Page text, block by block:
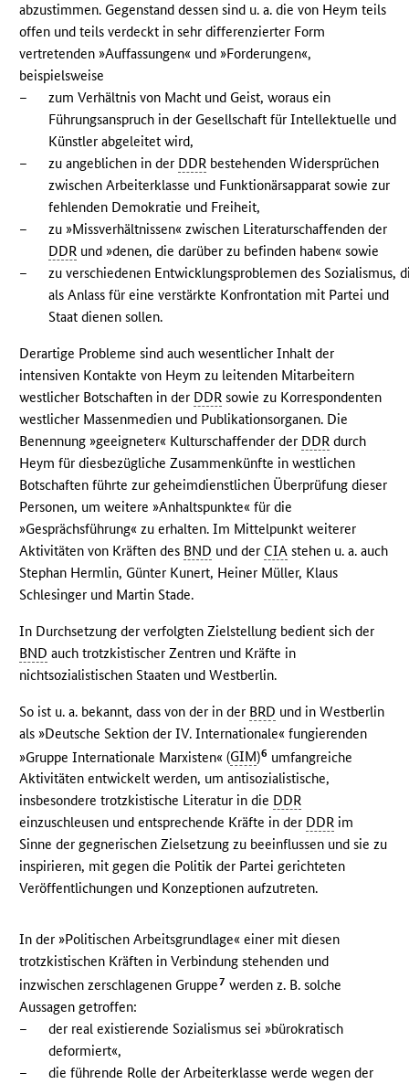
abzustimmen. Gegenstand dessen sind u. a. die von Heym teils
offen und teils verdeckt in sehr differenzierter Form
vertretenden »Auffassungen« und »Forderungen«,
beispielsweise
–
zum Verhältnis von Macht und Geist, woraus ein
Führungsanspruch in der Gesellschaft für Intellektuelle und
Künstler abgeleitet wird,
–
zu angeblichen in der DDR bestehenden Widersprüchen
zwischen Arbeiterklasse und Funktionärsapparat sowie zur
fehlenden Demokratie und Freiheit,
–
zu »Missverhältnissen« zwischen Literaturschaffenden der
DDR und »denen, die darüber zu befinden haben« sowie
–
zu verschiedenen Entwicklungsproblemen des Sozialismus,
als Anlass für eine verstärkte Konfrontation mit Partei und
Staat dienen sollen.
Derartige Probleme sind auch wesentlicher Inhalt der
intensiven Kontakte von Heym zu leitenden Mitarbeitern
westlicher Botschaften in der DDR sowie zu Korrespondenten
westlicher Massenmedien und Publikationsorganen. Die
Benennung »geeigneter« Kulturschaffender der DDR durch
Heym für diesbezügliche Zusammenkünfte in westlichen
Botschaften führte zur geheimdienstlichen Überprüfung dieser
Personen, um weitere »Anhaltspunkte« für die
»Gesprächsführung« zu erhalten. Im Mittelpunkt weiterer
Aktivitäten von Kräften des BND und der CIA stehen u. a. auch
Stephan Hermlin, Günter Kunert, Heiner Müller, Klaus
Schlesinger und Martin Stade.
In Durchsetzung der verfolgten Zielstellung bedient sich der
BND auch trotzkistischer Zentren und Kräfte in
nichtsozialistischen Staaten und Westberlin.
So ist u. a. bekannt, dass von der in der BRD und in Westberlin
als »Deutsche Sektion der IV. Internationale« fungierenden
»Gruppe Internationale Marxisten« (GIM)6 umfangreiche
Aktivitäten entwickelt werden, um antisozialistische,
insbesondere trotzkistische Literatur in die DDR
einzuschleusen und entsprechende Kräfte in der DDR im
Sinne der gegnerischen Zielsetzung zu beeinflussen und sie zu
inspirieren, mit gegen die Politik der Partei gerichteten
Veröffentlichungen und Konzeptionen aufzutreten.
In der »Politischen Arbeitsgrundlage« einer mit diesen
trotzkistischen Kräften in Verbindung stehenden und
inzwischen zerschlagenen Gruppe7 werden z. B. solche
Aussagen getroffen:
–
der real existierende Sozialismus sei »bürokratisch
deformiert«,
–
die führende Rolle der Arbeiterklasse werde wegen der